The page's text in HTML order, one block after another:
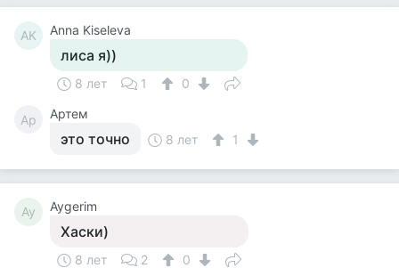
AK Anna Kiseleva
лиса я))
8 лет 1 0
Ар Артем
это точно 8 лет 1
Ay Aygerim
Хаски)
8 лет 2 0